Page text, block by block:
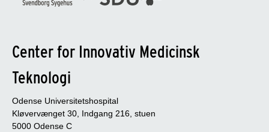
Center for Innovativ Medicinsk
Teknologi
Odense Universitetshospital
Kløvervænget 30, Indgang 216, stuen
5000 Odense C